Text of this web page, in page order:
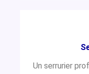
Un serrurier